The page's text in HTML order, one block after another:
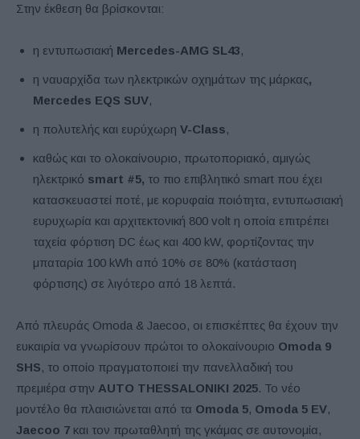
Στην έκθεση θα βρίσκονται:
η εντυπωσιακή Mercedes-AMG SL43,
η ναυαρχίδα των ηλεκτρικών οχημάτων της μάρκας,
Mercedes EQS SUV,
η πολυτελής και ευρύχωρη V-Class,
καθώς και το ολοκαίνουριο, πρωτοποριακό, αμιγώς
ηλεκτρικό smart #5, το πιο επιβλητικό smart που έχει
κατασκευαστεί ποτέ, με κορυφαία ποιότητα, εντυπωσιακή
ευρυχωρία και αρχιτεκτονική 800 volt η οποία επιτρέπει
ταχεία φόρτιση DC έως και 400 kW, φορτίζοντας την
μπαταρία 100 kWh από 10% σε 80% (κατάσταση
φόρτισης) σε λιγότερο από 18 λεπτά.
Από πλευράς Omoda & Jaecoo, οι επισκέπτες θα έχουν την
ευκαιρία να γνωρίσουν πρώτοι το ολοκαίνουριο Omoda 9
SHS, το οποίο πραγματοποιεί την πανελλαδική του
πρεμιέρα στην AUTO THESSALONIKI 2025. Το νέο
μοντέλο θα πλαισιώνεται από τα Omoda 5, Omoda 5 EV,
Jaecoo 7 και τον πρωταθλητή της γκάμας σε αυτονομία,